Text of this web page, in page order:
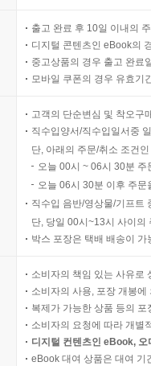
출고 완료 후 10일 이내의
디지털 콘텐츠인 eBook의
중고상품의 경우 출고 완료
모바일 쿠폰의 경우 유효기
고객의 단순변심 및 착오구
직수입양서/직수입일서중
단, 아래의 주문/취소 조건
오늘 00시 ~ 06시 30분
오늘 06시 30분 이후 주
직수입 음반/영상물/기프트
단, 당일 00시~13시 사이의
박스 포장은 택배 배송이
소비자의 책임 있는 사유로
소비자의 사용, 포장 개봉
복제가 가능한 상품 등의
소비자의 요청에 따라 개별
디지털 컨텐츠인 eBook,
eBook 대여 상품은 대여 기